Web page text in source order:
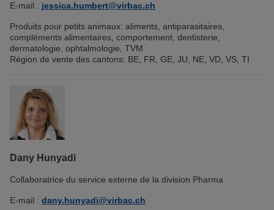
E-mail : jessica.humbert@virbac.ch
Produits pour petits animaux: aliments, antiparasitaires,
compléments alimentaires, comportement, dentisterie,
dermatologie, ophtalmologie, TVM
Région de vente des cantons: BE, FR, GE, JU, NE, VD, VS, TI
Dany Hunyadi
Collaboratrice du service externe de la division Pharma
E-mail : dany.hunyadi@virbac.ch